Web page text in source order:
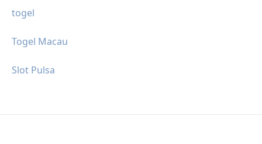
togel
Togel Macau
Slot Pulsa